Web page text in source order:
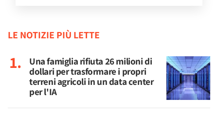
LE NOTIZIE PIÙ LETTE
Una famiglia rifiuta 26 milioni di
dollari per trasformare i propri
terreni agricoli in un data center
per l'IA